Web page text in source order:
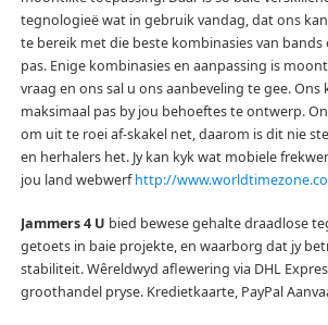
tegnologieë wat in gebruik vandag, dat ons
te bereik met die beste kombinasies van
pas. Enige kombinasies en aanpassing is
vraag en ons sal u ons aanbeveling te gee.Ons
maksimaal pas by jou behoeftes te ontwerp.
om uit te roei af-skakel net, daarom is dit nie
en herhalers het. Jy kan kyk wat mobiele
jou land webwerfhttp://
Jammers 4 U bied bewese gehalte draadlose
getoets in baie projekte, en waarborg dat jy
stabiliteit.Wêreldwyd aflewering via DHL
groothandel pryse. Kredietkaarte, PayPal